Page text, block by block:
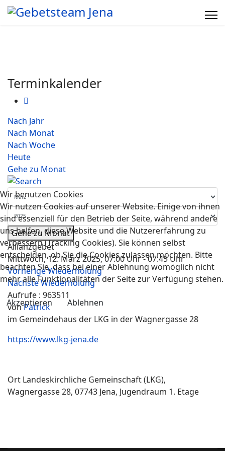
Terminkalender
Nach Jahr
Nach Monat
Nach Woche
Heute
Gehe zu Monat
Gehe zu Monat
Allianzgebet
Mittwoch, 12. März 2025, 07:00 Uhr - 07:45 Uhr
Vorherige Wiederholung
Nächste Wiederholung
Aufrufe : 963511
vonPatrick
im Gemeindehaus der LKG in der Wagnergasse 28
https://www.lkg-jena.de
Ort Landeskirchliche Gemeinschaft (LKG),
Wagnergasse 28, 07743 Jena, Jugendraum 1. Etage
Wir benutzen Cookies
Wir nutzen Cookies auf unserer Website. Einige von ihnen
sind essenziell für den Betrieb der Seite, während andere
uns helfen, diese Website und die Nutzererfahrung zu
verbessern (Tracking Cookies). Sie können selbst
entscheiden, ob Sie die Cookies zulassen möchten. Bitte
beachten Sie, dass bei einer Ablehnung womöglich nicht
mehr alle Funktionalitäten der Seite zur Verfügung stehen.
Akzeptieren Ablehnen